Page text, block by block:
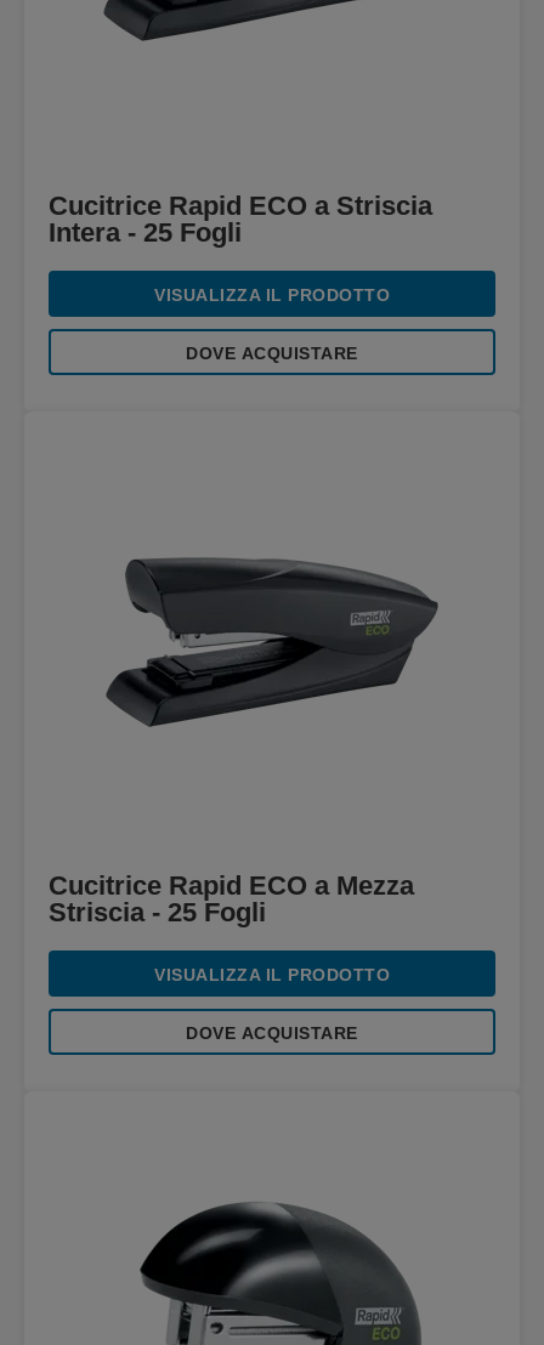
Cucitrice Rapid ECO a Striscia
Intera - 25 Fogli
VISUALIZZA IL PRODOTTO
DOVE ACQUISTARE
Cucitrice Rapid ECO a Mezza
Striscia - 25 Fogli
VISUALIZZA IL PRODOTTO
DOVE ACQUISTARE